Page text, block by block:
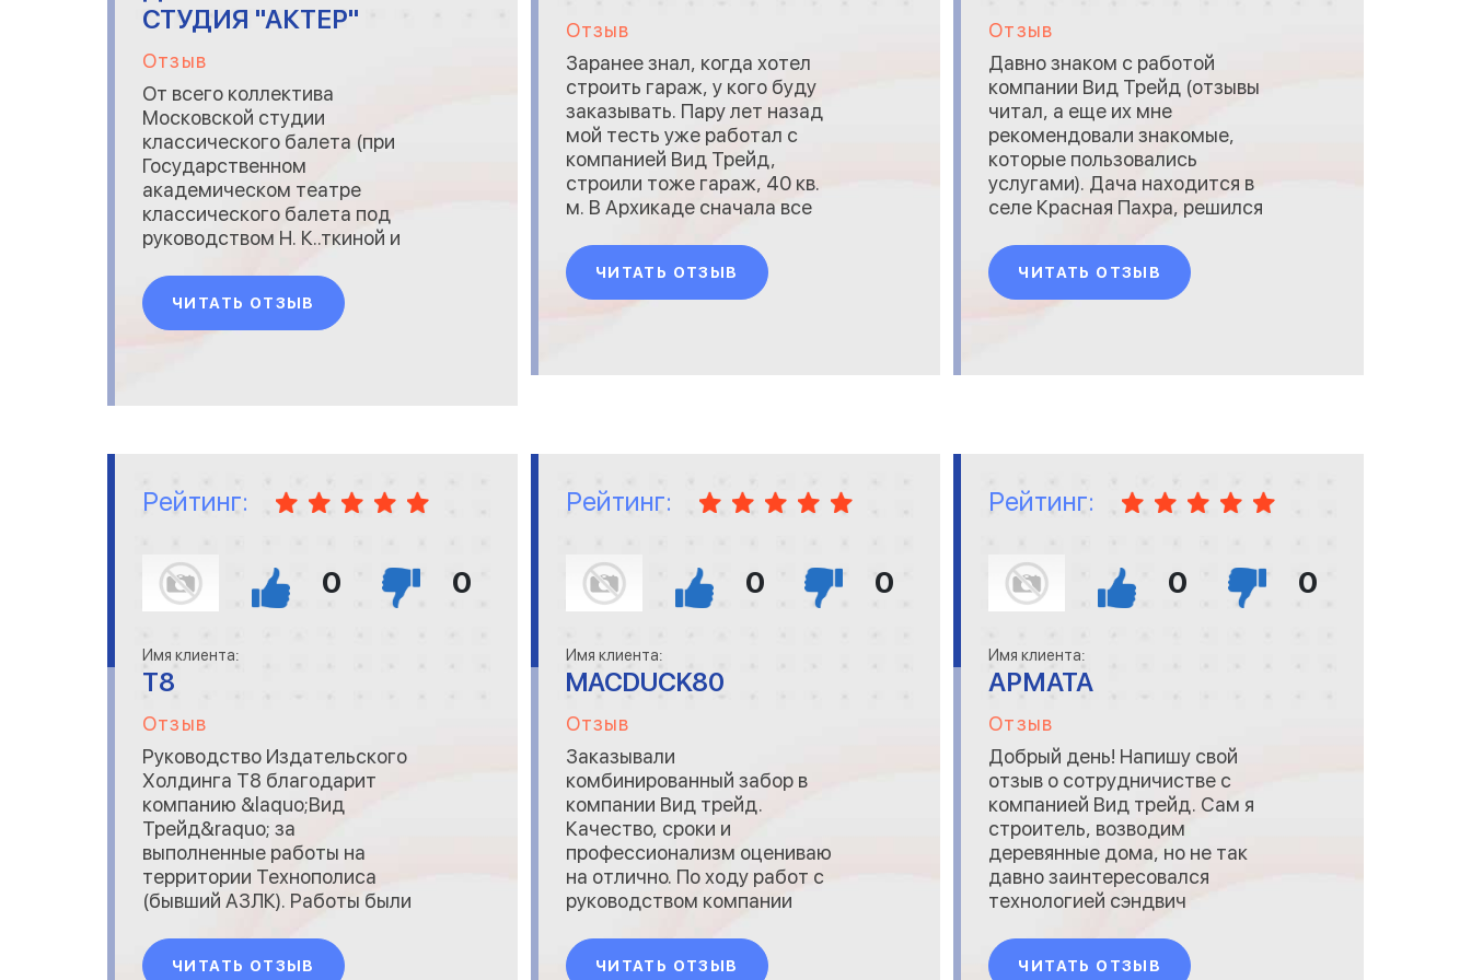
СТУДИЯ "АКТЕР"
Отзыв
От всего коллектива
Московской студии
классического балета (при
Государственном
академическом театре
классического балета под
руководством Н. К..ткиной и
благодарность компании
&laquo;Вид Трейд&raquo; за
высокий профессионализм и
ЧИТАТЬ ОТЗЫВ
Отзыв
Заранее знал, когда хотел
строить гараж, у кого буду
заказывать. Пару лет назад
мой тесть уже работал с
компанией Вид Трейд,
строили тоже гараж, 40 кв.
м. В Архикаде сначала все
согласовали стоимость и
сроки, и приступили после
внесения предоплаты. Мы
ЧИТАТЬ ОТЗЫВ
Отзыв
Давно знаком с работой
компании Вид Трейд (отзывы
читал, а еще их мне
рекомендовали знакомые,
которые пользовались
услугами). Дача находится в
селе Красная Пахра, решился
накопления достаточной
суммы денег, кредит брать
не хотел. Ключевые
ЧИТАТЬ ОТЗЫВ
Рейтинг:
0 0
Имя клиента:
T8
Отзыв
Руководство Издательского
Холдинга Т8 благодарит
компанию &laquo;Вид
Трейд&raquo; за
выполненные работы на
территории Технополиса
(бывший АЗЛК). Работы были
с неизменно высоким
качеством. Рекомендуем
ЧИТАТЬ ОТЗЫВ
Рейтинг:
0 0
Имя клиента:
MACDUCK80
Отзыв
Заказывали
комбинированный забор в
компании Вид трейд.
Качество, сроки и
профессионализм оцениваю
на отлично. По ходу работ с
руководством компании
буду работать
исключительно с ними и
ЧИТАТЬ ОТЗЫВ
Рейтинг:
0 0
Имя клиента:
АРМАТА
Отзыв
Добрый день! Напишу свой
отзыв о сотрудничистве с
компанией Вид трейд. Сам я
строитель, возводим
деревянные дома, но не так
давно заинтересовался
технологией сэндвич
опробовать. Начал с
простого - с гаража на своем
ЧИТАТЬ ОТЗЫВ